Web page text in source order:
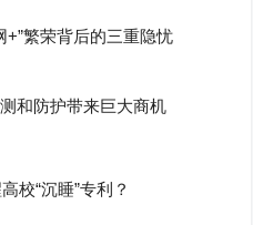
+”繁荣背后的三重隐忧
和防护带来巨大商机
校“沉睡”专利？